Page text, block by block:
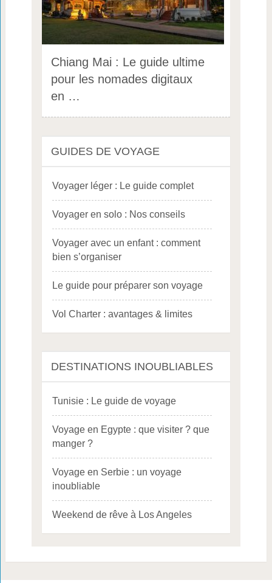
Chiang Mai : Le guide ultime
pour les nomades digitaux
en …
GUIDES DE VOYAGE
Voyager léger : Le guide complet
Voyager en solo : Nos conseils
Voyager avec un enfant : comment
bien s’organiser
Le guide pour préparer son voyage
Vol Charter : avantages & limites
DESTINATIONS INOUBLIABLES
Tunisie : Le guide de voyage
Voyage en Egypte : que visiter ? que
manger ?
Voyage en Serbie : un voyage
inoubliable
Weekend de rêve à Los Angeles